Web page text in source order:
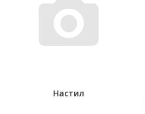
Настил